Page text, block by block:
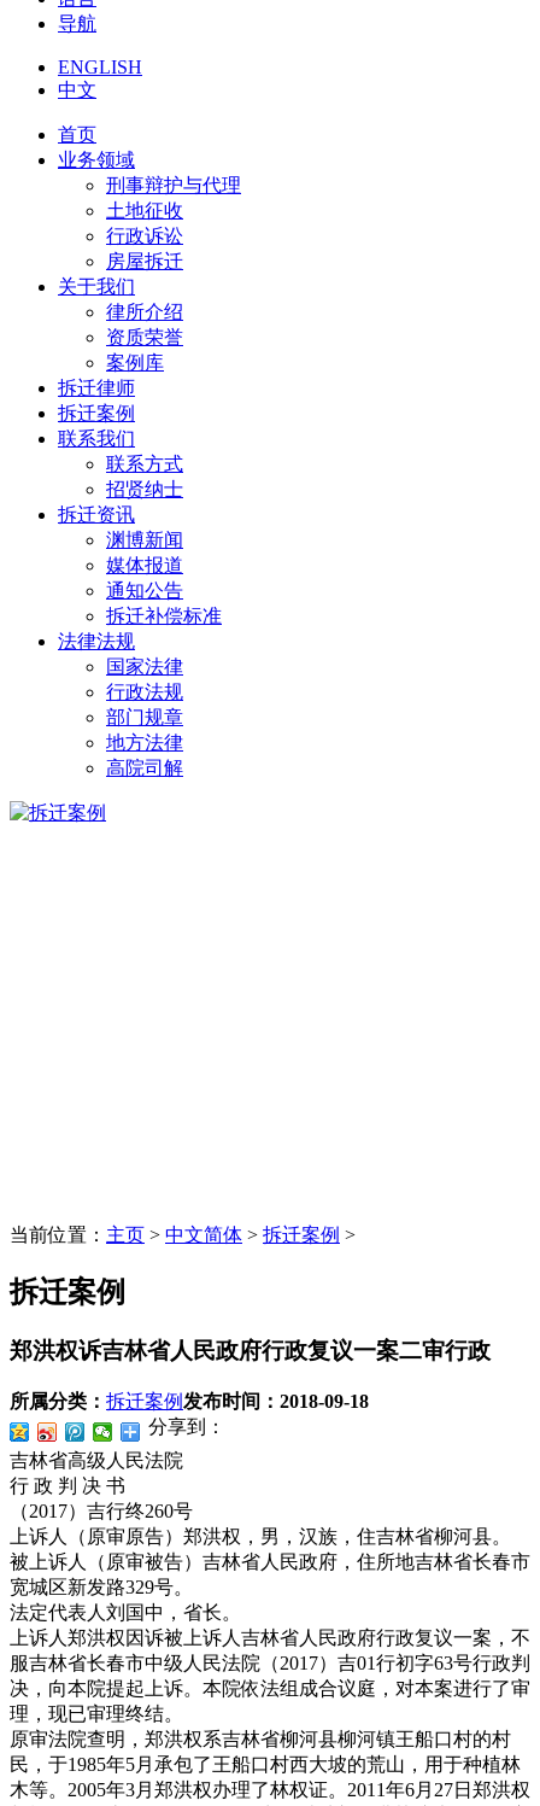
导航
ENGLISH
中文
首页
业务领域
刑事辩护与代理
土地征收
行政诉讼
房屋拆迁
关于我们
律所介绍
资质荣誉
案例库
拆迁律师
拆迁案例
联系我们
联系方式
招贤纳士
拆迁资讯
渊博新闻
媒体报道
通知公告
拆迁补偿标准
法律法规
国家法律
行政法规
部门规章
地方法律
高院司解
当前位置： 主页 > 中文简体 > 拆迁案例 >
拆迁案例
郑洪权诉吉林省人民政府行政复议一案二审行政
所属分类： 拆迁案例发布时间： 2018-09-18
分享到：
吉林省高级人民法院
行 政 判 决 书
（2017）吉行终260号
上诉人（原审原告）郑洪权，男，汉族，住吉林省柳河县。
被上诉人（原审被告）吉林省人民政府，住所地吉林省长春市
宽城区新发路329号。
法定代表人刘国中，省长。
上诉人郑洪权因诉被上诉人吉林省人民政府行政复议一案，不
服吉林省长春市中级人民法院（2017）吉01行初字63号行政判
决，向本院提起上诉。本院依法组成合议庭，对本案进行了审
理，现已审理终结。
原审法院查明，郑洪权系吉林省柳河县柳河镇王船口村的村
民，于1985年5月承包了王船口村西大坡的荒山，用于种植林
木等。2005年3月郑洪权办理了林权证。2011年6月27日郑洪权